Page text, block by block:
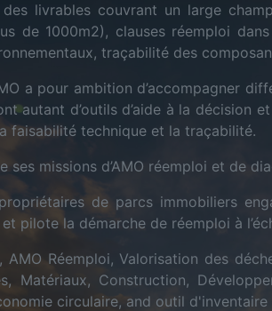
livrables couvrant un large
de 1000m2), clauses réemploi
traçabilité des
a pour ambition d’accompagner
autant d’outils d’aide à la décision
faisabilité technique et la traçabilité.
ses missions d’AMO réemploi et de
de parcs immobiliers
pilote la démarche de réemploi à
AMO Réemploi, Valorisation des
Matériaux, Construction,
circulaire, and outil